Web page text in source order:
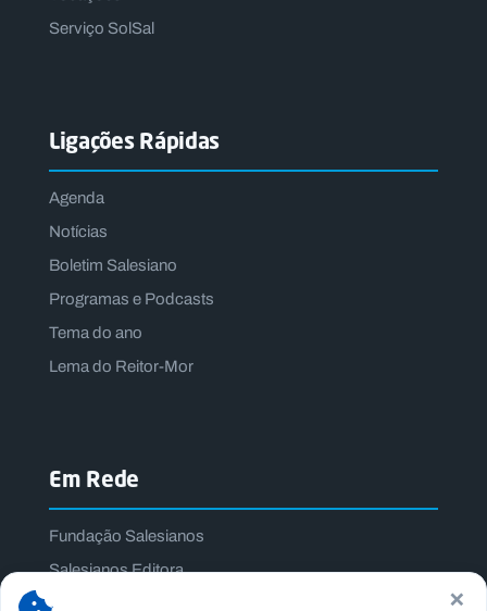
Serviço SolSal
Ligações Rápidas
Agenda
Notícias
Boletim Salesiano
Programas e Podcasts
Tema do ano
Lema do Reitor-Mor
Em Rede
Fundação Salesianos
Salesianos Editora
Família Salesiana
×